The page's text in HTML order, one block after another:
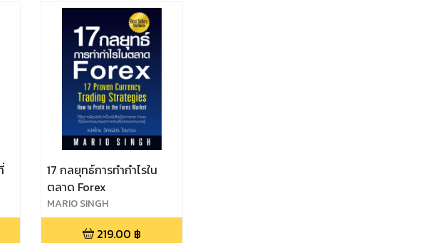
17 กลยุทธ์การทำกำไรใน
ตลาด Forex
MARIO SINGH
219.00 ฿